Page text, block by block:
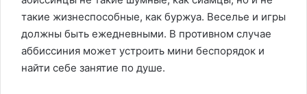
такие жизнеспособные, как буржуа. Веселье и игры
должны быть ежедневными. В противном случае
аббиссиния может устроить мини беспорядок и
найти себе занятие по душе.